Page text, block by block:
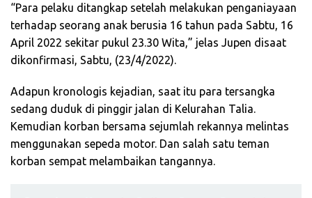
“Para pelaku ditangkap setelah melakukan penganiayaan
terhadap seorang anak berusia 16 tahun pada Sabtu, 16
April 2022 sekitar pukul 23.30 Wita,” jelas Jupen disaat
dikonfirmasi, Sabtu, (23/4/2022).
Adapun kronologis kejadian, saat itu para tersangka
sedang duduk di pinggir jalan di Kelurahan Talia.
Kemudian korban bersama sejumlah rekannya melintas
menggunakan sepeda motor. Dan salah satu teman
korban sempat melambaikan tangannya.